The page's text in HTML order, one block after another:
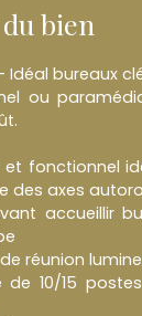
bien
Idéal bureaux
ou
et fonctionnel
des axes
accueillir
réunion
de 10/15